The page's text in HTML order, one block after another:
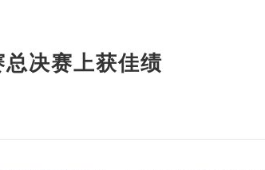
决赛上获佳绩